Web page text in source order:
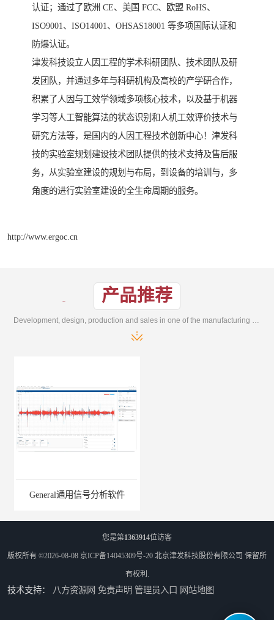
认证；通过了欧洲 CE、美国 FCC、欧盟 RoHS、
ISO9001、ISO14001、OHSAS18001 等多项国际认证和
防爆认证。
津发科技设立人因工程的学术科研团队、技术团队及研
发团队，并通过多年与科研机构及高校的产学研合作，
积累了人因与工效学领域多项核心技术，以及基于机器
学习等人工智能算法的状态识别和人机工效评价技术与
研究方法等，是国内的人因工程技术创新中心！津发科
技的实验室规划建设技术团队提供的技术支持及售后服
务，从实验室建设的规划与布局，到设备的培训与，多
角度的进行实验室建设的全生命周期的服务。
http://www.ergoc.cn
产品推荐
General通用信号分析软件
您是第1363914位访客
版权所有 ©2026-08-08 京ICP备14045309号-20 北京津发科技股份有限公司 保留所
有权利.
技术支持： 八方资源网 免责声明 管理员入口 网站地图